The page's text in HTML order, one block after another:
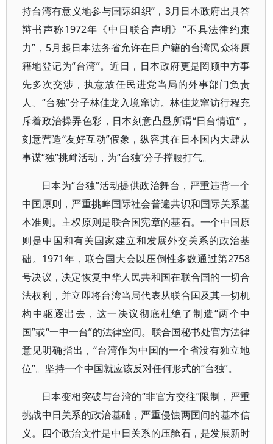
持台湾有意义地参与国际组织”，3月日本政府出具答
辩书声称1972年《中日联合声明》“不具法律约束
力”，5月起日本法务省允许在日户籍的台湾民众将原
籍地登记为“台湾”。近日，日本政府更是罔顾中方事
先多次交涉，执意放任民进党当局的外事部门负责
人、“台独”分子林佳龙入境窜访。林佳龙窜访行程充
斥着政治操弄色彩，日本刻意凸显所谓“日台情谊”，
刻意营造“友好互动”假象，纵容其在日本国内大肆从
事谋“独”挑衅活动，为“台独”分子撑腰打气。
日本为“台独”活动提供政治舞台，严重违背一个
中国原则，严重挑衅国际社会普遍共识和国际关系基
本准则。主权原则是联合国宪章的基石。一个中国原
则是中国和有关国家建立和发展外交关系的政治基
础。1971年，联合国大会以压倒性多数通过第2758
号决议，决定恢复中华人民共和国在联合国的一切合
法权利，并立即将台湾当局代表从联合国及其一切机
构中驱逐出去，这一决议彻底杜绝了制造“两个中
国”或“一中一台”的法律空间。联合国秘书处官方法律
意见明确指出，“台湾作为中国的一个省没有独立地
位”。坚持一个中国就应该反对任何形式的“台独”。
日本变相突破与台湾的“非官方交往”限制，严重
挑战中日关系的政治基础，严重侵蚀两国间的基本信
义。四个政治文件是中日关系的压舱石，是发展新时